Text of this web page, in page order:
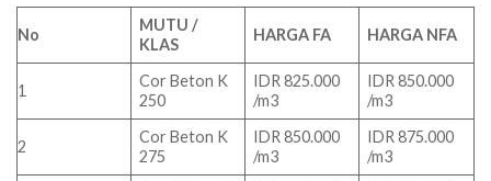
No
MUTU /
KLAS
HARGA FA HARGA NFA
1
Cor Beton K
250
IDR 825.000
/m3
IDR 850.000
/m3
2
Cor Beton K
275
IDR 850.000
/m3
IDR 875.000
/m3